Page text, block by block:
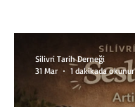
Köşe Yazarları
Silivri Tarih Derneği
31 Mar
1 dakikada okunur